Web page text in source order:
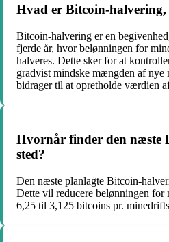
Hvad er Bitcoin-
Bitcoin-halvering er en
fjerde år, hvor belønningen for
halveres. Dette sker for at
gradvist mindske mængden af nye
bidrager til at opretholde værdien
Hvornår finder den næste
sted?
Den næste planlagte Bitcoin-
Dette vil reducere belønningen
6,25 til 3,125 bitcoins pr.